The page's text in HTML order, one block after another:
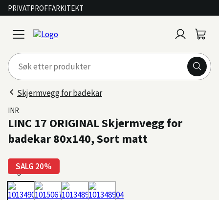
PRIVATPROFFARKITEKT
open
menu
inn
Skjermvegg for badekar
SALG 20%
INR
LINC 17 ORIGINAL Skjermvegg for
badekar 80x140, Sort matt
Farge: Sort matt